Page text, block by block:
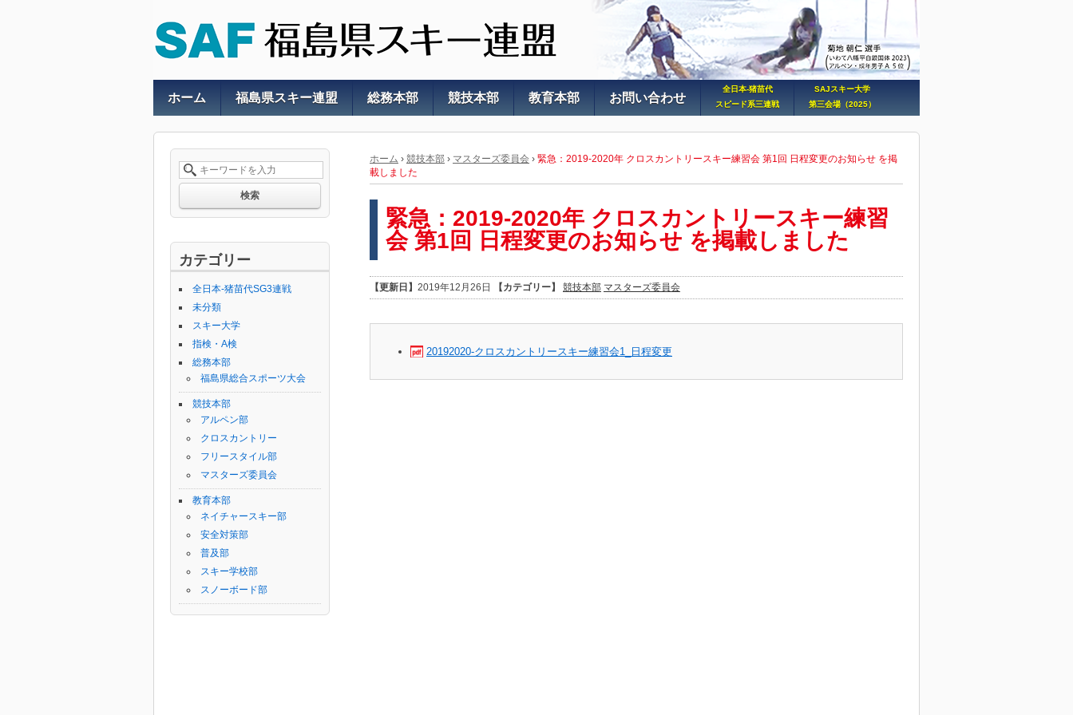
ホーム 福島県スキー連盟 総務本部 競技本部 教育本部 お問い合わせ
全日本-猪苗代
スピード系三連戦
SAJスキー大学
第三会場（2025）
ホーム › 競技本部 › マスターズ委員会 › 緊急：2019-2020年 クロスカントリースキー練習会 第1回 日程変更のお知らせ を掲
載しました
緊急：2019-2020年 クロスカントリースキー練習
会 第1回 日程変更のお知らせ を掲載しました
【更新日】 2019年12月26日 【カテゴリー】 競技本部 マスターズ委員会
20192020-クロスカントリースキー練習会1_日程変更
検索
カテゴリー
全日本-猪苗代SG3連戦
未分類
スキー大学
指検・A検
総務本部
福島県総合スポーツ大会
競技本部
アルペン部
クロスカントリー
フリースタイル部
マスターズ委員会
教育本部
ネイチャースキー部
安全対策部
普及部
スキー学校部
スノーボード部